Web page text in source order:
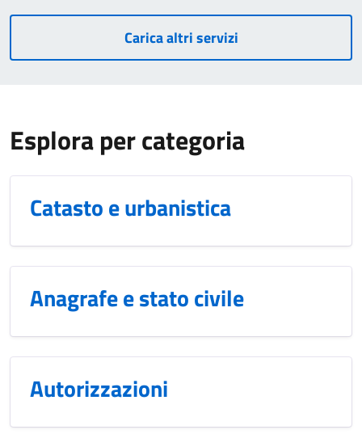
Carica altri servizi
Esplora per categoria
Catasto e urbanistica
Anagrafe e stato civile
Autorizzazioni